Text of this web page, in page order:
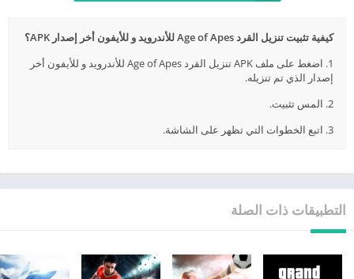
كيفية تثبيت تنزيل القرد Age of Apes للأندرويد و للأيفون أخر إصدار APK؟
1. اضغط على ملف APK تنزيل القرد Age of Apes للأندرويد و للأيفون أخر
إصدار الذي تم تنزيله.
2. المس تثبيت.
3. اتبع الخطوات التي تظهر على الشاشة.
التطبيقات ذات الصلة